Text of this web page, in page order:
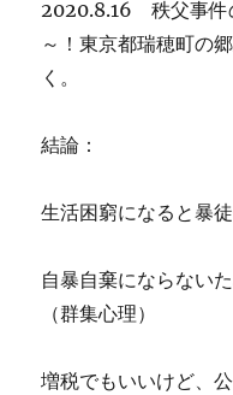
2020.8.16 秩父事件
～！東京都瑞穂町の
く。
結論：
生活困窮になると暴徒
自暴自棄にならない
（群集心理）
増税でもいいけど、